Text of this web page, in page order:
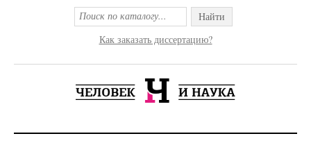
Найти
Как заказать диссертацию?